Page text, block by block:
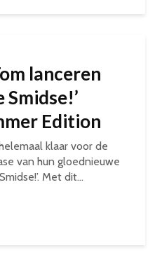
lanceren
Smidse!’
Edition
klaar voor de
van hun gloednieuwe
Met dit...